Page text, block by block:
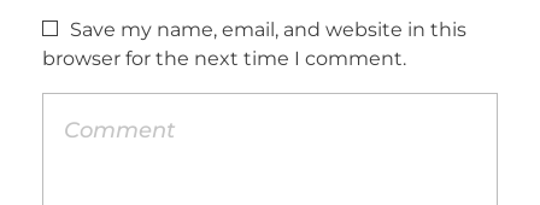
Save my name, email, and website in this
browser for the next time I comment.